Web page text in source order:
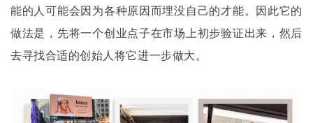
能的人可能会因为各种原因而埋没自己的才能。因此它的
做法是，先将一个创业点子在市场上初步验证出来，然后
去寻找合适的创始人将它进一步做大。